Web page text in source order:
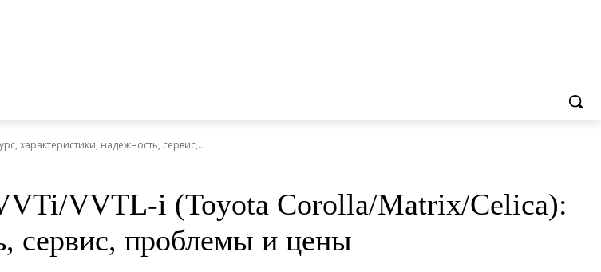
характеристики, надежность, сервис,...
VVTL-i (Toyota Corolla/Matrix/Celica):
сервис, проблемы и цены